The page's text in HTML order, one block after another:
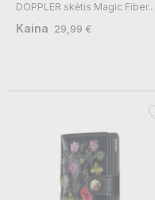
DOPPLER skėtis Magic Fiber...
Kaina 29,99 €